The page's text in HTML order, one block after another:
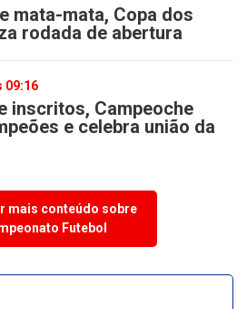
mata-mata, Copa dos
rodada de abertura
09:16
inscritos, Campeoche
e celebra união da
mais conteúdo sobre
Futebol